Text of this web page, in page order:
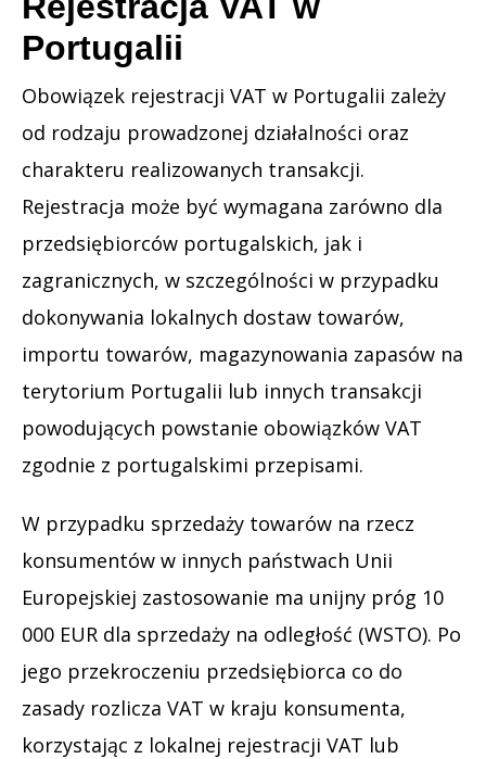
Portugalii
Obowiązek rejestracji VAT w Portugalii zależy
od rodzaju prowadzonej działalności oraz
charakteru realizowanych transakcji.
Rejestracja może być wymagana zarówno dla
przedsiębiorców portugalskich, jak i
zagranicznych, w szczególności w przypadku
dokonywania lokalnych dostaw towarów,
importu towarów, magazynowania zapasów na
terytorium Portugalii lub innych transakcji
powodujących powstanie obowiązków VAT
zgodnie z portugalskimi przepisami.
W przypadku sprzedaży towarów na rzecz
konsumentów w innych państwach Unii
Europejskiej zastosowanie ma unijny próg 10
000 EUR dla sprzedaży na odległość (WSTO). Po
jego przekroczeniu przedsiębiorca co do
zasady rozlicza VAT w kraju konsumenta,
korzystając z lokalnej rejestracji VAT lub